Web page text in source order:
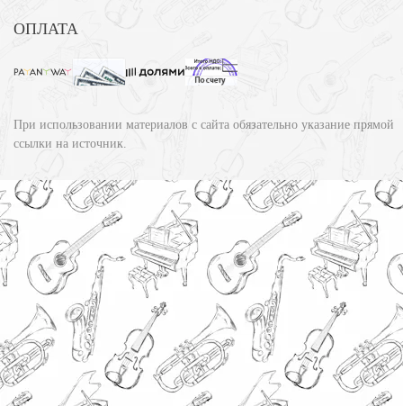
ОПЛАТА
При использовании материалов с сайта обязательно указание прямой
ссылки на источник.